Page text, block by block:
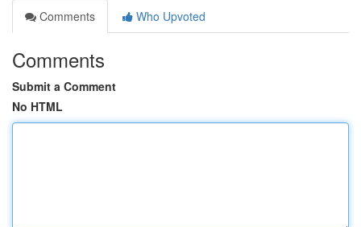
Comments
Who Upvoted
Comments
Submit a Comment
No HTML